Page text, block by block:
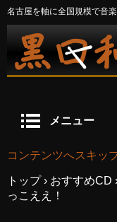
名古屋を軸に全国規模で音
メニュー
コンテンツへスキッ
トップ › おすすめCD
っこええ！